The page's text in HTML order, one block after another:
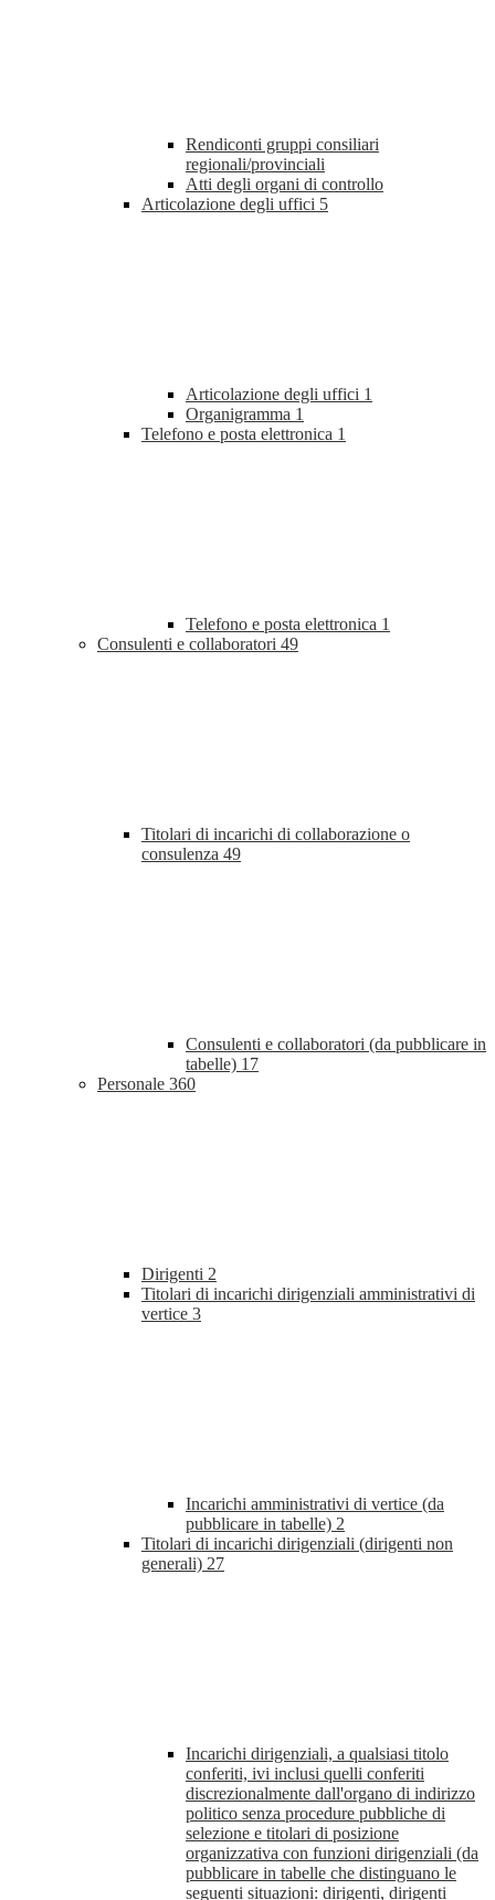
Rendiconti gruppi consiliari
regionali/provinciali
Atti degli organi di controllo
Articolazione degli uffici 5
Articolazione degli uffici 1
Organigramma 1
Telefono e posta elettronica 1
Telefono e posta elettronica 1
Consulenti e collaboratori 49
Titolari di incarichi di collaborazione o
consulenza 49
Consulenti e collaboratori (da pubblicare in
tabelle) 17
Personale 360
Dirigenti 2
Titolari di incarichi dirigenziali amministrativi di
vertice 3
Incarichi amministrativi di vertice (da
pubblicare in tabelle) 2
Titolari di incarichi dirigenziali (dirigenti non
generali) 27
Incarichi dirigenziali, a qualsiasi titolo
conferiti, ivi inclusi quelli conferiti
discrezionalmente dall'organo di indirizzo
politico senza procedure pubbliche di
selezione e titolari di posizione
organizzativa con funzioni dirigenziali (da
pubblicare in tabelle che distinguano le
seguenti situazioni: dirigenti, dirigenti